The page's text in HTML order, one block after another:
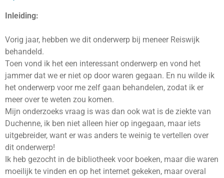
Inleiding:
Vorig jaar, hebben we dit onderwerp bij meneer Reiswijk
behandeld.
Toen vond ik het een interessant onderwerp en vond het
jammer dat we er niet op door waren gegaan. En nu wilde ik
het onderwerp voor me zelf gaan behandelen, zodat ik er
meer over te weten zou komen.
Mijn onderzoeks vraag is was dan ook wat is de ziekte van
Duchenne, ik ben niet alleen hier op ingegaan, maar iets
uitgebreider, want er was anders te weinig te vertellen over
dit onderwerp!
Ik heb gezocht in de bibliotheek voor boeken, maar die waren
moeilijk te vinden en op het internet gekeken, maar overal